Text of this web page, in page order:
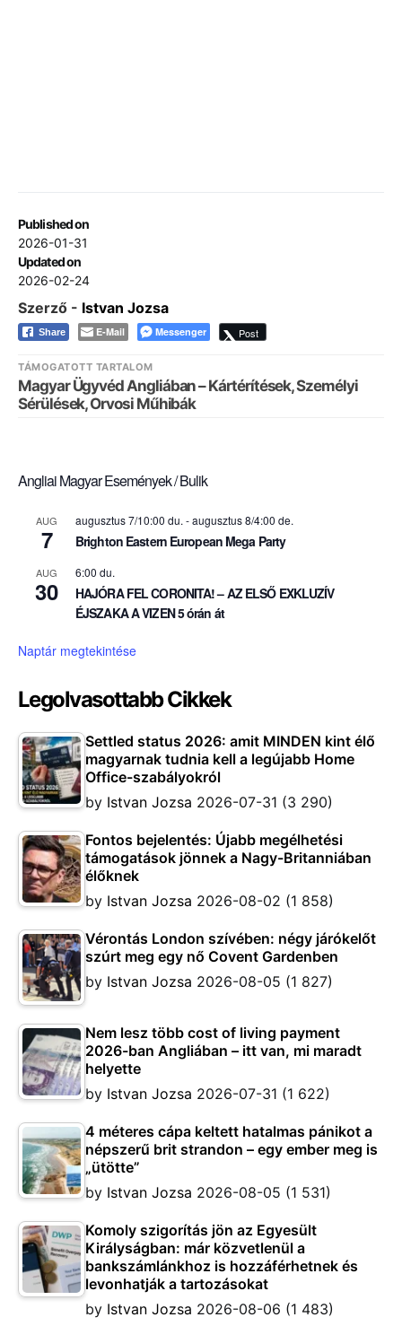
Published on
2026-01-31
Updated on
2026-02-24
Szerző - Istvan Jozsa
Share E-Mail Messenger Post
TÁMOGATOTT TARTALOM
Magyar Ügyvéd Angliában – Kártérítések, Személyi
Sérülések, Orvosi Műhibák
Angliai Magyar Események / Bulik
AUG
7
augusztus 7/10:00 du. -augusztus 8/4:00 de.
Brighton Eastern European Mega Party
AUG
30
6:00 du.
HAJÓRA FEL CORONITA! – AZ ELSŐ EXKLUZÍV
ÉJSZAKA A VIZEN 5 órán át
Naptár megtekintése
Legolvasottabb Cikkek
Settled status 2026: amit MINDEN kint élő
magyarnak tudnia kell a legújabb Home
Office-szabályokról
by Istvan Jozsa 2026-07-31 (3 290)
Fontos bejelentés: Újabb megélhetési
támogatások jönnek a Nagy-Britanniában
élőknek
by Istvan Jozsa 2026-08-02 (1 858)
Vérontás London szívében: négy járókelőt
szúrt meg egy nő Covent Gardenben
by Istvan Jozsa 2026-08-05 (1 827)
Nem lesz több cost of living payment
2026-ban Angliában – itt van, mi maradt
helyette
by Istvan Jozsa 2026-07-31 (1 622)
4 méteres cápa keltett hatalmas pánikot a
népszerű brit strandon – egy ember meg is
„ütötte”
by Istvan Jozsa 2026-08-05 (1 531)
Komoly szigorítás jön az Egyesült
Királyságban: már közvetlenül a
bankszámlánkhoz is hozzáférhetnek és
levonhatják a tartozásokat
by Istvan Jozsa 2026-08-06 (1 483)